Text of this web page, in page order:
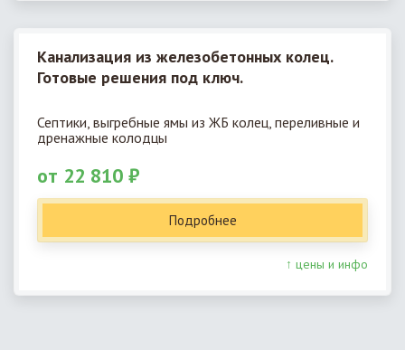
Канализация из железобетонных колец.
Готовые решения под ключ.
Септики, выгребные ямы из ЖБ колец, переливные и
дренажные колодцы
от 22 810 ₽
Подробнее
↑ цены и инфо